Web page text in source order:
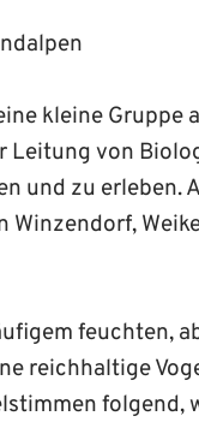
kleine Gruppe
Leitung von
und zu erleben.
feuchten,
reichhaltige
folgend,